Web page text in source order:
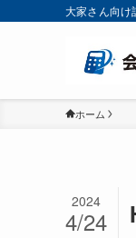
大家さん向け
ホーム
2024
4/24